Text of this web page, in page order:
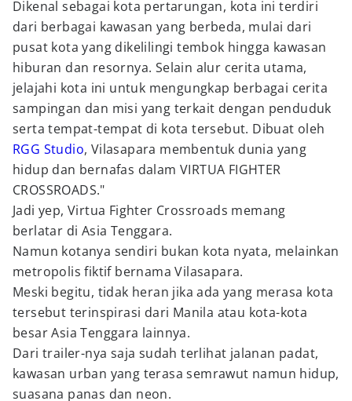
Dikenal sebagai kota pertarungan, kota ini terdiri
dari berbagai kawasan yang berbeda, mulai dari
pusat kota yang dikelilingi tembok hingga kawasan
hiburan dan resornya. Selain alur cerita utama,
jelajahi kota ini untuk mengungkap berbagai cerita
sampingan dan misi yang terkait dengan penduduk
serta tempat-tempat di kota tersebut. Dibuat oleh
RGG Studio, Vilasapara membentuk dunia yang
hidup dan bernafas dalam VIRTUA FIGHTER
CROSSROADS."
Jadi yep, Virtua Fighter Crossroads memang
berlatar di Asia Tenggara.
Namun kotanya sendiri bukan kota nyata, melainkan
metropolis fiktif bernama Vilasapara.
Meski begitu, tidak heran jika ada yang merasa kota
tersebut terinspirasi dari Manila atau kota-kota
besar Asia Tenggara lainnya.
Dari trailer-nya saja sudah terlihat jalanan padat,
kawasan urban yang terasa semrawut namun hidup,
suasana panas dan neon.